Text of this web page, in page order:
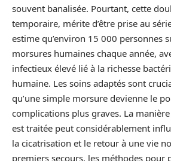
souvent banalisée. Pourtant, cette
temporaire, mérite d’être prise au
estime qu’environ 15 000 personnes
morsures humaines chaque année,
infectieux élevé lié à la richesse
humaine. Les soins adaptés sont
qu’une simple morsure devienne le
complications plus graves. La
est traitée peut considérablement
la cicatrisation et le retour à une vie
premiers secours, les méthodes pour